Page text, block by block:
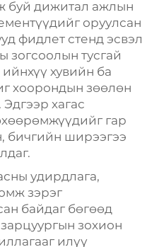
буй дижитал ажлын
оруулсан
фидлет стенд эсвэл
зогсоолын тусгай
хувийн ба
хоорондын зөөлөн
хагас
гар
бичгийн ширээгээ
удирдлага,
зэрэг
байдаг бөгөөд
зохион
илүү